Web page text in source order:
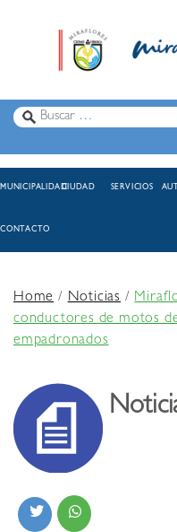
MUNICIPALIDADCIUDAD SERVICIOS
CONTACTO
Home/Noticias /
conductores de motos
empadronados